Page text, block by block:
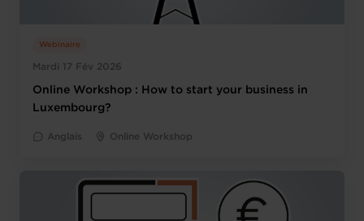
Mardi 17 Fév 2026
Webinaire
Online Workshop : How to start your business in
Luxembourg?
Anglais Online Workshop